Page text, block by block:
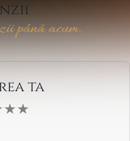
până acum.
ta